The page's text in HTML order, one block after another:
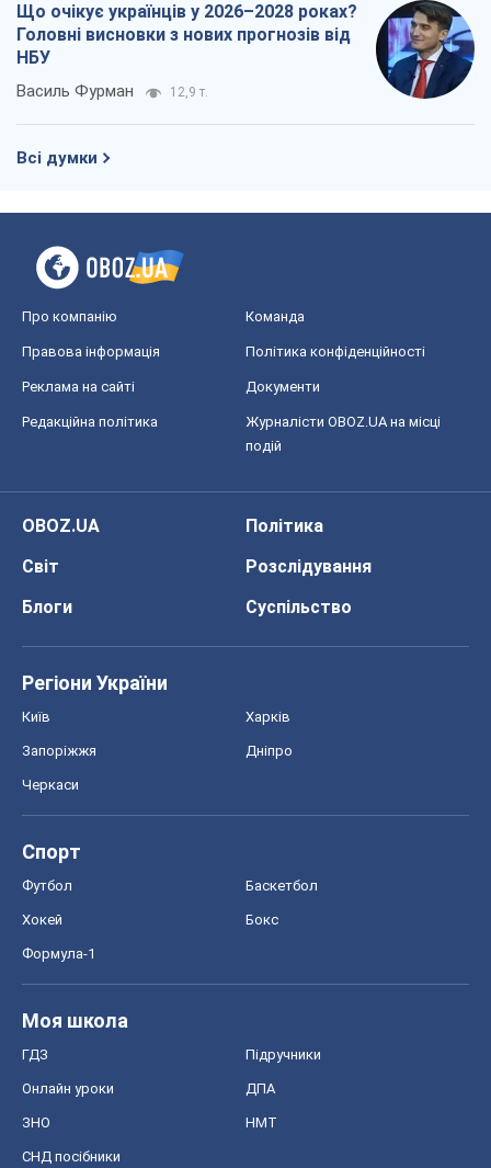
Що очікує українців у 2026–2028 роках?
Головні висновки з нових прогнозів від
НБУ
Василь Фурман 12,9 т.
Всі думки
Про компанію Команда
Правова інформація Політика конфіденційності
Реклама на сайті Документи
Редакційна політика
Журналісти OBOZ.UA на місці
подій
OBOZ.UA
Політика
Світ
Розслідування
Блоги
Суспільство
Регіони України
Київ Харків
Запоріжжя Дніпро
Черкаси
Спорт
Футбол Баскетбол
Хокей Бокс
Формула-1
Моя школа
ГДЗ Підручники
Онлайн уроки ДПА
ЗНО НМТ
СНД посібники